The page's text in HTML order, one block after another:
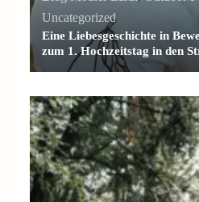
Uncategorized
Eine Liebesgeschichte in
zum 1. Hochzeitstag in den